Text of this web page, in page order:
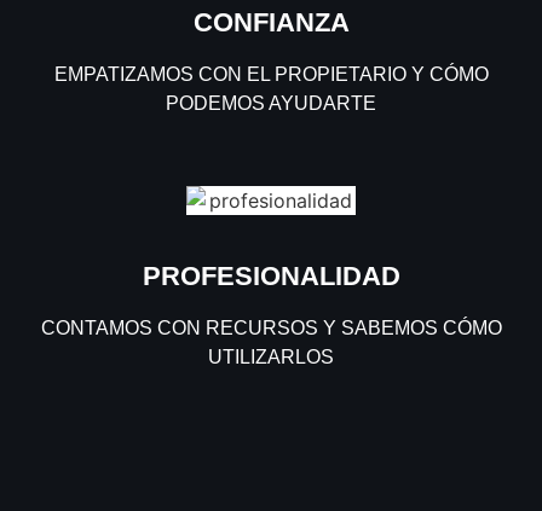
CONFIANZA
EMPATIZAMOS CON EL PROPIETARIO Y CÓMO
PODEMOS AYUDARTE
PROFESIONALIDAD
CONTAMOS CON RECURSOS Y SABEMOS CÓMO
UTILIZARLOS